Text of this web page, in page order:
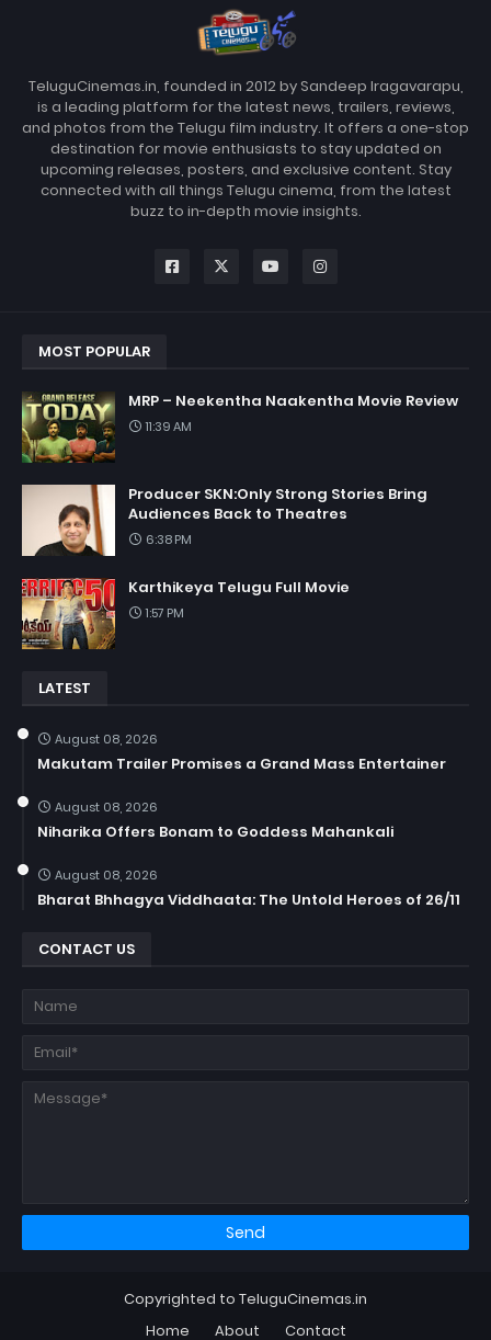
TeluguCinemas.in, founded in 2012 by Sandeep Iragavarapu,
is a leading platform for the latest news, trailers, reviews,
and photos from the Telugu film industry. It offers a one-stop
destination for movie enthusiasts to stay updated on
upcoming releases, posters, and exclusive content. Stay
connected with all things Telugu cinema, from the latest
buzz to in-depth movie insights.
MOST POPULAR
MRP – Neekentha Naakentha Movie Review
11:39 AM
Producer SKN:Only Strong Stories Bring
Audiences Back to Theatres
6:38 PM
Karthikeya Telugu Full Movie
1:57 PM
LATEST
August 08, 2026
Makutam Trailer Promises a Grand Mass Entertainer
August 08, 2026
Niharika Offers Bonam to Goddess Mahankali
August 08, 2026
Bharat Bhhagya Viddhaata: The Untold Heroes of 26/11
CONTACT US
Copyrighted to TeluguCinemas.in
Home
About Contact